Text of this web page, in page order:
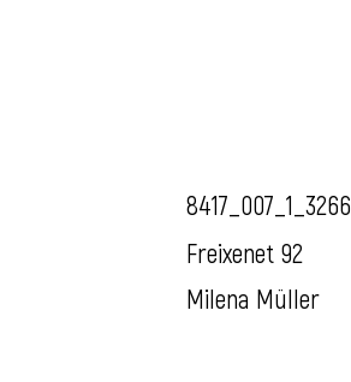
8417_007_1_3266
Freixenet 92
Milena Müller